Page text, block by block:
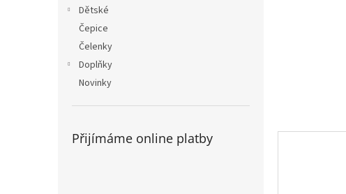
Dětské
Čepice
Čelenky
Doplňky
Novinky
Přijímáme online platby